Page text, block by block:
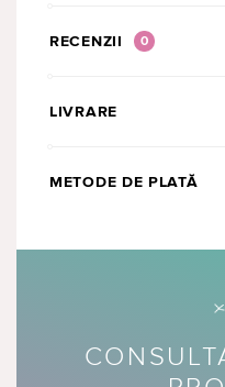
RECENZII 0
LIVRARE
METODE DE PLATĂ